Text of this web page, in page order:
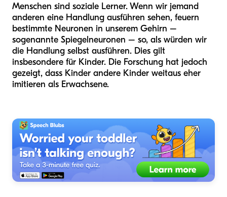
Menschen sind soziale Lerner. Wenn wir jemand
anderen eine Handlung ausführen sehen, feuern
bestimmte Neuronen in unserem Gehirn –
sogenannte Spiegelneuronen – so, als würden wir
die Handlung selbst ausführen. Dies gilt
insbesondere für Kinder. Die Forschung hat jedoch
gezeigt, dass Kinder andere Kinder weitaus eher
imitieren als Erwachsene.